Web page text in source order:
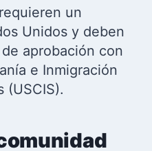
un
Unidos y deben
aprobación con
e Inmigración
(USCIS).